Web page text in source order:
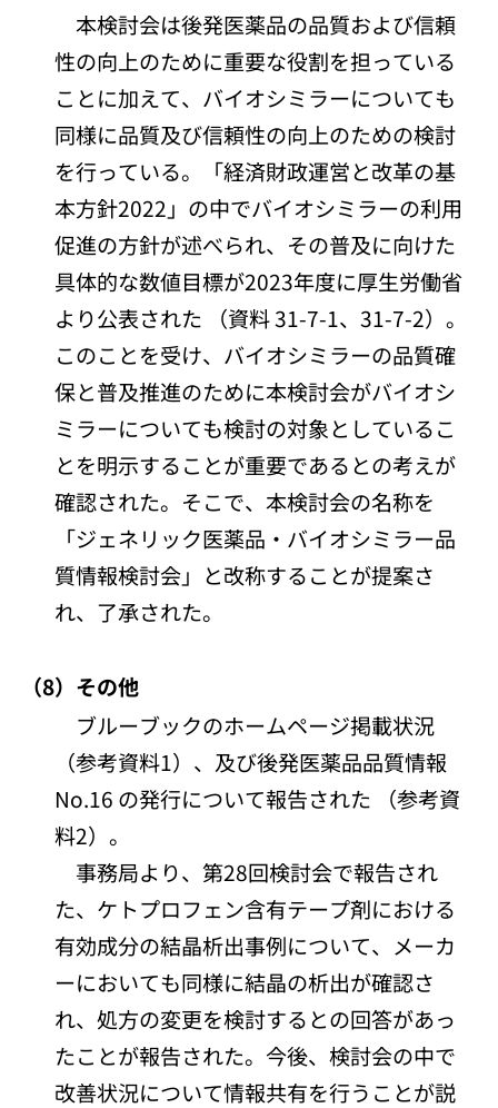
本検討会は後発医薬品の品質および信頼
性の向上のために重要な役割を担っている
ことに加えて、バイオシミラーについても
同様に品質及び信頼性の向上のための検討
を行っている。「経済財政運営と改革の基
本方針2022」の中でバイオシミラーの利用
促進の方針が述べられ、その普及に向けた
具体的な数値目標が2023年度に厚生労働省
より公表された （資料 31-7-1、31-7-2）。
このことを受け、バイオシミラーの品質確
保と普及推進のために本検討会がバイオシ
ミラーについても検討の対象としているこ
とを明示することが重要であるとの考えが
確認された。そこで、本検討会の名称を
「ジェネリック医薬品・バイオシミラー品
質情報検討会」と改称することが提案さ
れ、了承された。
（8）その他
ブルーブックのホームページ掲載状況
（参考資料1）、及び後発医薬品品質情報
No.16 の発行について報告された （参考資
料2）。
事務局より、第28回検討会で報告され
た、ケトプロフェン含有テープ剤における
有効成分の結晶析出事例について、メーカ
ーにおいても同様に結晶の析出が確認さ
れ、処方の変更を検討するとの回答があっ
たことが報告された。今後、検討会の中で
改善状況について情報共有を行うことが説